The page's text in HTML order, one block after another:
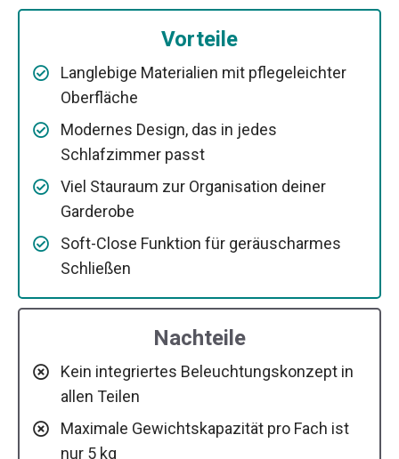
Vorteile
Langlebige Materialien mit pflegeleichter
Oberfläche
Modernes Design, das in jedes
Schlafzimmer passt
Viel Stauraum zur Organisation deiner
Garderobe
Soft-Close Funktion für geräuscharmes
Schließen
Nachteile
Kein integriertes Beleuchtungskonzept in
allen Teilen
Maximale Gewichtskapazität pro Fach ist
nur 5 kg